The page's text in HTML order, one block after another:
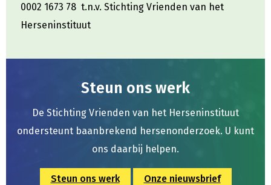
0002 1673 78 t.n.v. Stichting Vrienden van het
Herseninstituut
Steun ons werk
De Stichting Vrienden van het Herseninstituut
ondersteunt baanbrekend hersenonderzoek. U kunt
ons daarbij helpen.
Steun ons werk Onze nieuwsbrief